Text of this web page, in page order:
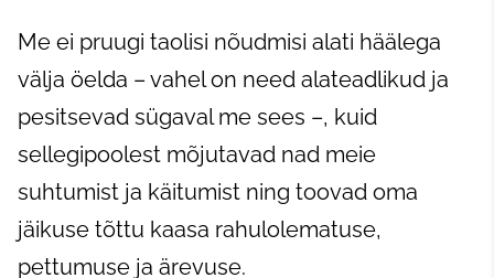
Me ei pruugi taolisi nõudmisi alati häälega
välja öelda – vahel on need alateadlikud ja
pesitsevad sügaval me sees –, kuid
sellegipoolest mõjutavad nad meie
suhtumist ja käitumist ning toovad oma
jäikuse tõttu kaasa rahulolematuse,
pettumuse ja ärevuse.